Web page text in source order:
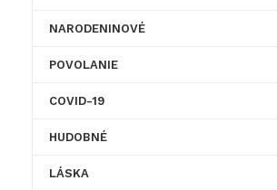
NARODENINOVÉ
POVOLANIE
COVID-19
HUDOBNÉ
LÁSKA